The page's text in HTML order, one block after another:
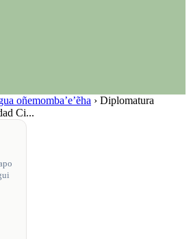
oñemomba’e’ẽha › Diplomatura
Ci...